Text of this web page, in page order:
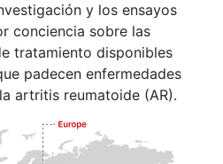
y los ensayos
conciencia sobre las
tratamiento disponibles
padecen enfermedades
artritis reumatoide (AR).